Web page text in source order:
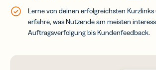
Lerne von deinen erfolgreichsten Kurzlinks
erfahre, was Nutzende am meisten
Auftragsverfolgung bis Kundenfeedback.